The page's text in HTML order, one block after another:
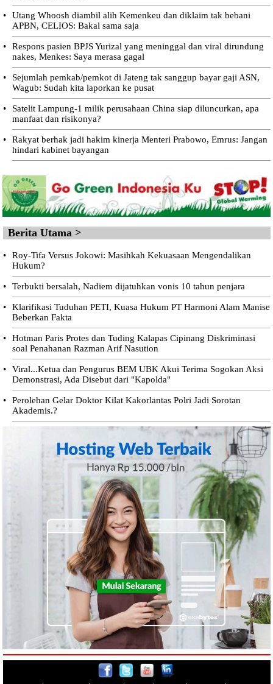
•
Utang Whoosh diambil alih Kemenkeu dan diklaim tak bebani
APBN, CELIOS: Bakal sama saja
•
Respons pasien BPJS Yurizal yang meninggal dan viral dirundung
nakes, Menkes: Saya merasa gagal
•
Sejumlah pemkab/pemkot di Jateng tak sanggup bayar gaji ASN,
Wagub: Sudah kita laporkan ke pusat
•
Satelit Lampung-1 milik perusahaan China siap diluncurkan, apa
manfaat dan risikonya?
•
Rakyat berhak jadi hakim kinerja Menteri Prabowo, Emrus: Jangan
hindari kabinet bayangan
Berita Utama >
•
Roy-Tifa Versus Jokowi: Masihkah Kekuasaan Mengendalikan
Hukum?
• Terbukti bersalah, Nadiem dijatuhkan vonis 10 tahun penjara
•
Klarifikasi Tuduhan PETI, Kuasa Hukum PT Harmoni Alam Manise
Beberkan Fakta
•
Hotman Paris Protes dan Tuding Kalapas Cipinang Diskriminasi
soal Penahanan Razman Arif Nasution
•
Viral...Ketua dan Pengurus BEM UBK Akui Terima Sogokan Aksi
Demonstrasi, Ada Disebut dari "Kapolda"
•
Perolehan Gelar Doktor Kilat Kakorlantas Polri Jadi Sorotan
Akademis.?